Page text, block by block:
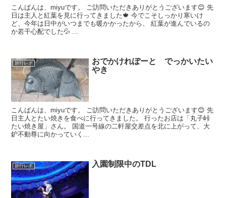
こんばんは、miyuです。 ご訪問いただきありがとうございます😊 先
日は主人と紅葉を見に行ってきました🍁 今でこそしっかり寒いけ
ど、今年は日中がいつまでも暖かかったから、 紅葉が進んでいるの
か若干心配でした💦 ...
旅行レポ
おでかけれぽーと でっかいたい
やき
こんばんは、miyuです。 ご訪問いただきありがとうございます😊 先
日主人とたい焼きを食べに行ってきました。 行ったお店は「丸子峠
たい焼き屋」さん。 国道一号線の二軒屋交差点を北に上がって、大
鈩不動尊に向かっていく...
旅行レポ 入園制限中のTDL